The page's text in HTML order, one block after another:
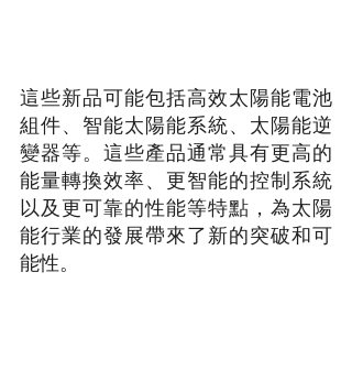
這些新品可能包括高效太陽能電池
組件、智能太陽能系統、太陽能逆
變器等。這些產品通常具有更高的
能量轉換效率、更智能的控制系統
以及更可靠的性能等特點，為太陽
能行業的發展帶來了新的突破和可
能性。